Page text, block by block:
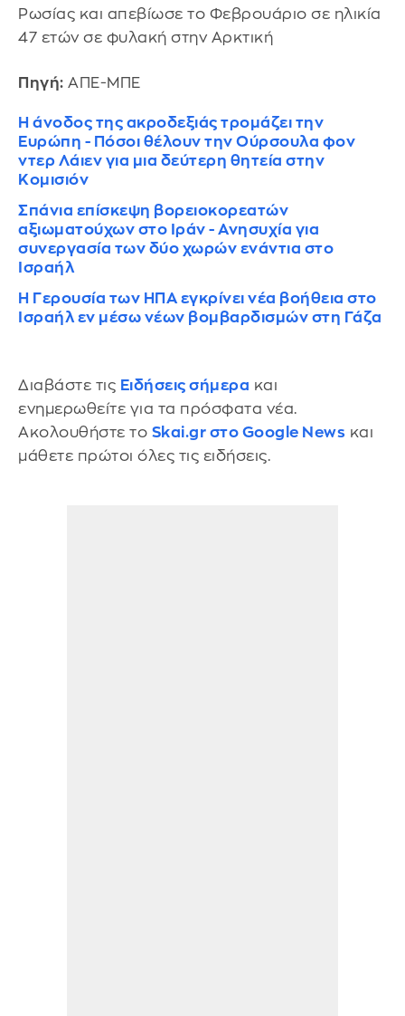
Ρωσίας και απεβίωσε το Φεβρουάριο σε ηλικία
47 ετών σε φυλακή στην Αρκτική
Πηγή: ΑΠΕ-ΜΠΕ
Η άνοδος της ακροδεξιάς τρομάζει την
Ευρώπη - Πόσοι θέλουν την Ούρσουλα φον
ντερ Λάιεν για μια δεύτερη θητεία στην
Κομισιόν
Σπάνια επίσκεψη βορειοκορεατών
αξιωματούχων στο Ιράν - Ανησυχία για
συνεργασία των δύο χωρών ενάντια στο
Ισραήλ
Η Γερουσία των ΗΠΑ εγκρίνει νέα βοήθεια στο
Ισραήλ εν μέσω νέων βομβαρδισμών στη Γάζα
Διαβάστε τις Ειδήσεις σήμερα και
ενημερωθείτε για τα πρόσφατα νέα.
Ακολουθήστε το Skai.gr στο Google News και
μάθετε πρώτοι όλες τις ειδήσεις.